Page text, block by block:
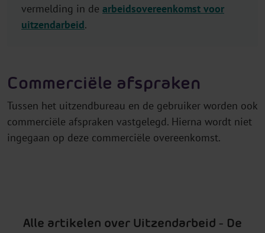
vermelding in de arbeidsovereenkomst voor
uitzendarbeid.
Commerciële afspraken
Tussen het uitzendbureau en de gebruiker worden ook
commerciële afspraken vastgelegd. Hierna wordt niet
ingegaan op deze commerciële overeenkomst.
Alle artikelen over Uitzendarbeid - De